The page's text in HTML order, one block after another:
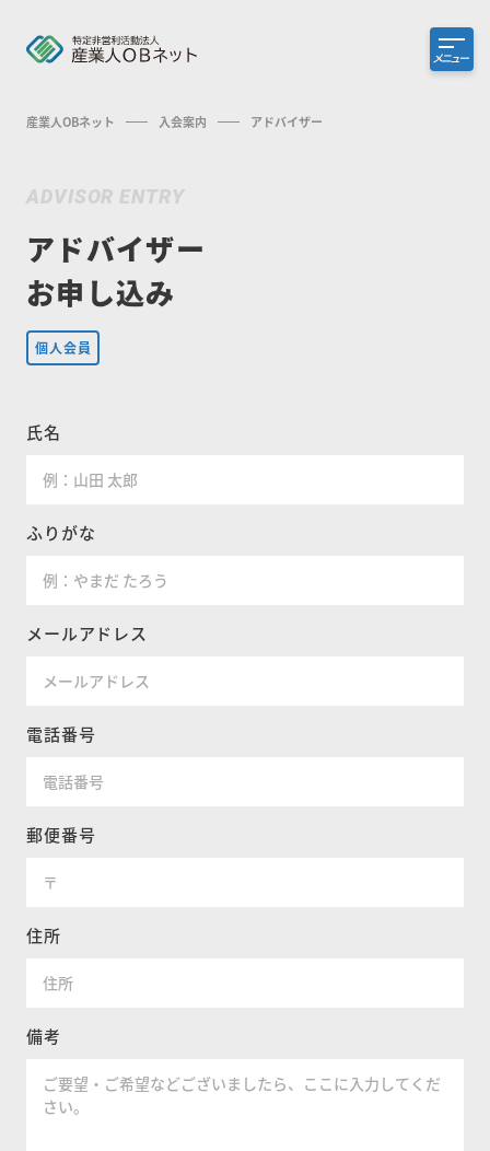
メニュー
産業人OBネット 入会案内 アドバイザー
ADVISOR ENTRY
アドバイザー
お申し込み
個人会員
氏名
ふりがな
メールアドレス
電話番号
郵便番号
住所
備考